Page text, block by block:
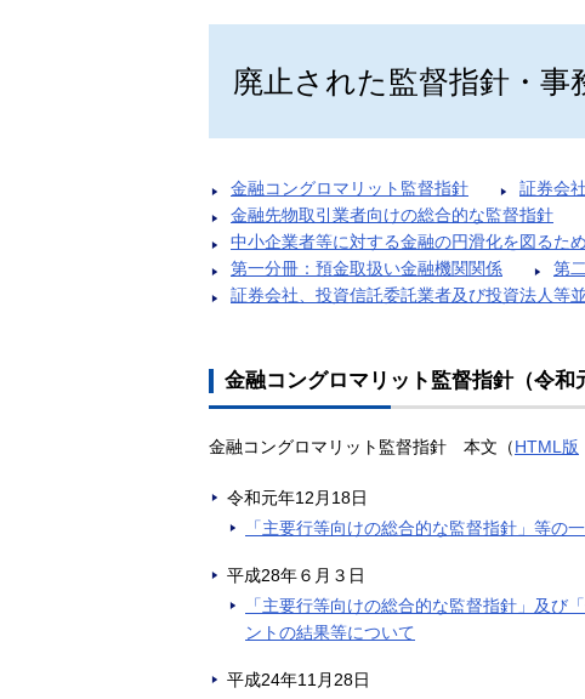
廃止された監督指針・
金融コングロマリット監督指針
証券会
金融先物取引業者向けの総合的な監督指針
中小企業者等に対する金融の円滑化を図るた
第一分冊：預金取扱い金融機関関係
第
証券会社、投資信託委託業者及び投資法人等
金融コングロマリット監督指針（令和
金融コングロマリット監督指針 本文（HTML版
令和元年12月18日
「主要行等向けの総合的な監督指針」等の
平成28年６月３日
「主要行等向けの総合的な監督指針」及び
ントの結果等について
平成24年11月28日